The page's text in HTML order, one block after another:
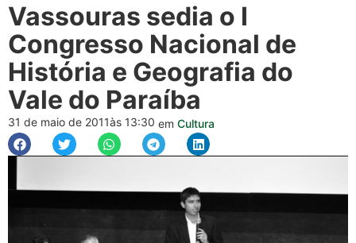
Vassouras sedia o I
Congresso Nacional de
História e Geografia do
Vale do Paraíba
31 de maio de 2011às 13:30 em Cultura